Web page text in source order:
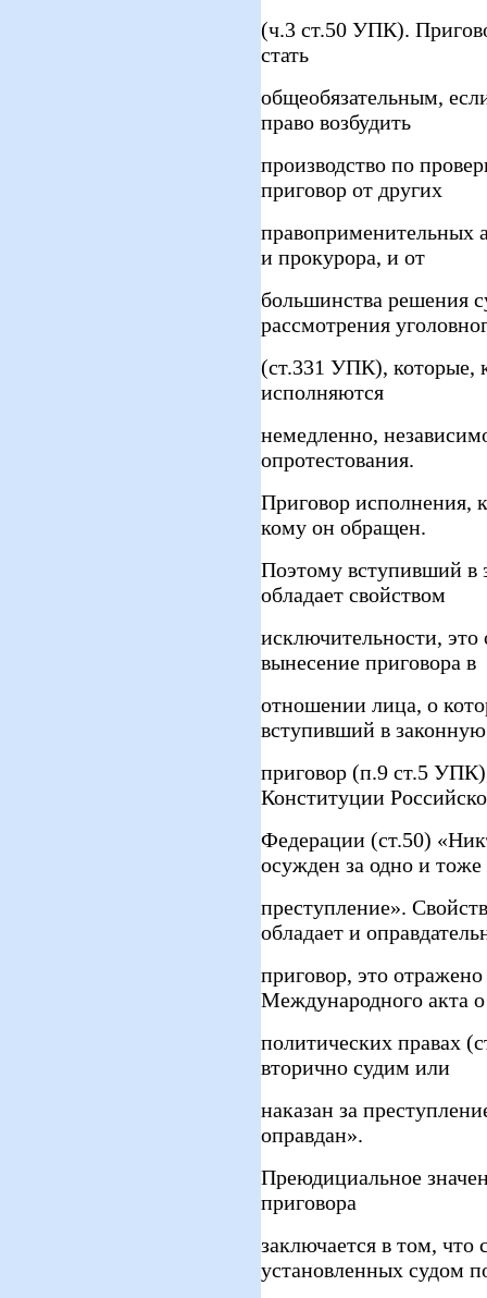
(ч.3 ст.50 УПК).
стать
общеобязательным,
право возбудить
производство по
приговор от других
правоприменительных
и прокурора, и от
большинства решения
рассмотрения
(ст.331 УПК), которые,
исполняются
немедленно,
опротестования.
Приговор исполнения,
кому он обращен.
Поэтому вступивший в
обладает свойством
исключительности, это
вынесение приговора в
отношении лица, о
вступивший в
приговор (п.9 ст.5
Конституции
Федерации (ст.50)
осужден за одно и тоже
преступление».
обладает и
приговор, это
Международного акта
политических правах
вторично судим или
наказан за
оправдан».
Преюдициальное
приговора
заключается в том,
установленных судом